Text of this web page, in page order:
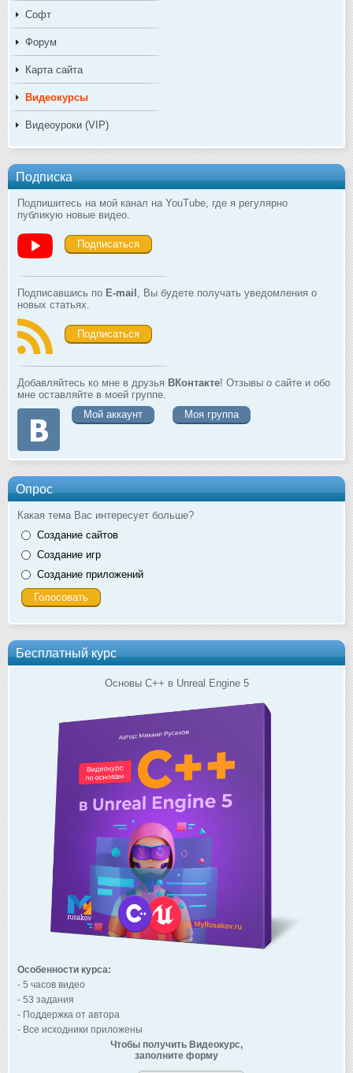
Софт
Форум
Карта сайта
Видеокурсы
Видеоуроки (VIP)
Подписка
Подпишитесь на мой канал на YouTube, где я регулярно
публикую новые видео.
Подписаться
Подписавшись по E-mail , Вы будете получать уведомления о
новых статьях.
Подписаться
Добавляйтесь ко мне в друзья ВКонтакте! Отзывы о сайте и обо
мне оставляйте в моей группе.
Мой аккаунт
Моя группа
Опрос
Какая тема Вас интересует больше?
Создание сайтов
Создание игр
Создание приложений
Бесплатный курс
Основы C++ в Unreal Engine 5
Особенности курса:
- 5 часов видео
- 53 задания
- Поддержка от автора
- Все исходники приложены
Чтобы получить Видеокурс,
заполните форму